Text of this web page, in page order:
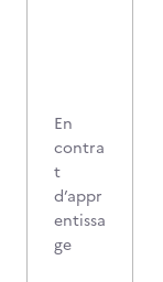
En
contra
t
d’appr
entissa
ge